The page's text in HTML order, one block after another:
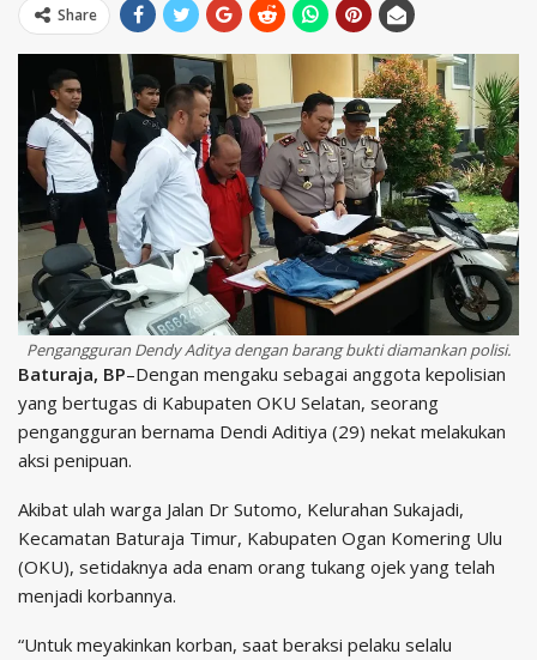
Share
Pengangguran Dendy Aditya dengan barang bukti diamankan polisi.
Baturaja, BP–Dengan mengaku sebagai anggota kepolisian
yang bertugas di Kabupaten OKU Selatan, seorang
pengangguran bernama Dendi Aditiya (29) nekat melakukan
aksi penipuan.
Akibat ulah warga Jalan Dr Sutomo, Kelurahan Sukajadi,
Kecamatan Baturaja Timur, Kabupaten Ogan Komering Ulu
(OKU), setidaknya ada enam orang tukang ojek yang telah
menjadi korbannya.
“Untuk meyakinkan korban, saat beraksi pelaku selalu